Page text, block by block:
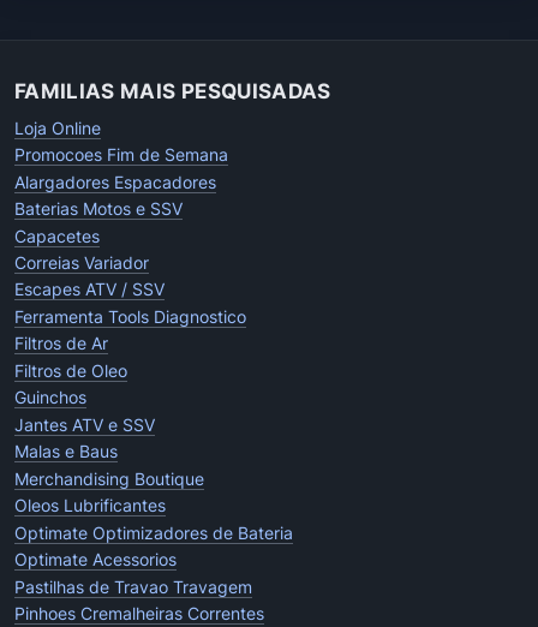
FAMILIAS MAIS PESQUISADAS
Loja Online
Promocoes Fim de Semana
Alargadores Espacadores
Baterias Motos e SSV
Capacetes
Correias Variador
Escapes ATV / SSV
Ferramenta Tools Diagnostico
Filtros de Ar
Filtros de Oleo
Guinchos
Jantes ATV e SSV
Malas e Baus
Merchandising Boutique
Oleos Lubrificantes
Optimate Optimizadores de Bateria
Optimate Acessorios
Pastilhas de Travao Travagem
Pinhoes Cremalheiras Correntes